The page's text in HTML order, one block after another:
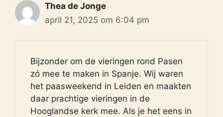
Thea de Jonge
april 21, 2025 om 6:04 pm
Bijzonder om de vieringen rond Pasen
zó mee te maken in Spanje. Wij waren
het paasweekend in Leiden en maakten
daar prachtige vieringen in de
Hooglandse kerk mee. Als je het eens in